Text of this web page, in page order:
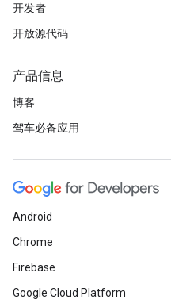
开发者
开放源代码
产品信息
博客
驾车必备应用
Android
Chrome
Firebase
Google Cloud Platform